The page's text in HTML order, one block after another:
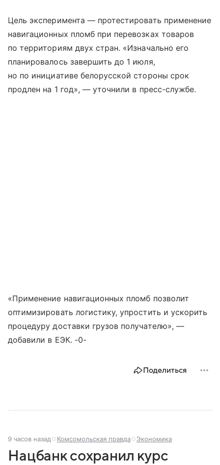
Цель эксперимента — протестировать применение
навигационных пломб при перевозках товаров
по территориям двух стран. «Изначально его
планировалось завершить до 1 июля,
но по инициативе белорусской стороны срок
продлен на 1 год», — уточнили в пресс-службе.
«Применение навигационных пломб позволит
оптимизировать логистику, упростить и ускорить
процедуру доставки грузов получателю», —
добавили в ЕЭК. -0-
Поделиться
9 часов назад Комсомольская правда Экономика
Нацбанк сохранил курс